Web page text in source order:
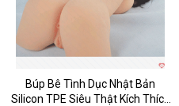
Búp Bê Tình Dục Nhật Bản
Silicon TPE Siêu Thật Kích Thích